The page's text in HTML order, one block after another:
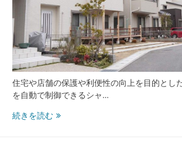
者
び
と
正
し
い
メ
テ
住宅や店舗の保護や利便性の向上を目的とし
を自動で制御できるシャ…
続きを読む電